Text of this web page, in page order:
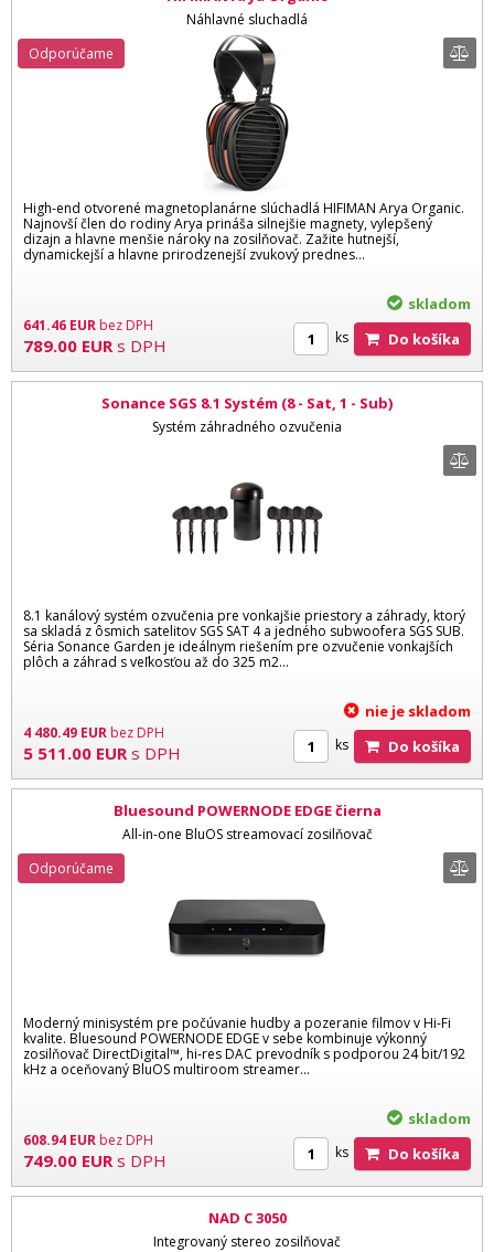
Náhlavné sluchadlá
High-end otvorené magnetoplanárne slúchadlá HIFIMAN Arya Organic.
Najnovší člen do rodiny Arya prináša silnejšie magnety, vylepšený
dizajn a hlavne menšie nároky na zosilňovač. Zažite hutnejší,
dynamickejší a hlavne prirodzenejší zvukový prednes...
641.46 EURbez DPH
789.00 EUR s DPH
Odporúčame
skladom
ks Do košíka
Sonance SGS 8.1 Systém (8 - Sat, 1 - Sub)
Systém záhradného ozvučenia
8.1 kanálový systém ozvučenia pre vonkajšie priestory a záhrady, ktorý
sa skladá z ôsmich satelitov SGS SAT 4 a jedného subwoofera SGS SUB.
Séria Sonance Garden je ideálnym riešením pre ozvučenie vonkajších
plôch a záhrad s veľkosťou až do 325 m2...
4 480.49 EURbez DPH
5 511.00 EUR s DPH
nie je skladom
ks Do košíka
Bluesound POWERNODE EDGE čierna
All-in-one BluOS streamovací zosilňovač
Moderný minisystém pre počúvanie hudby a pozeranie filmov v Hi-Fi
kvalite. Bluesound POWERNODE EDGE v sebe kombinuje výkonný
zosilňovač DirectDigital™, hi-res DAC prevodník s podporou 24 bit/192
kHz a oceňovaný BluOS multiroom streamer...
608.94 EURbez DPH
749.00 EUR s DPH
Odporúčame
skladom
ks Do košíka
NAD C 3050
Integrovaný stereo zosilňovač